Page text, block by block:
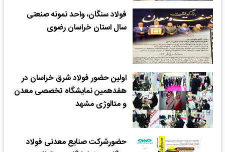
فولاد سنگان، واحد نمونه صنعتی
سال استان خراسان رضوی
اولین حضور فولاد شرق خراسان در
هفدهمین نمایشگاه تخصصی معدن
و متالوژی مشهد
حضورشرکت صنایع معدنی فولاد